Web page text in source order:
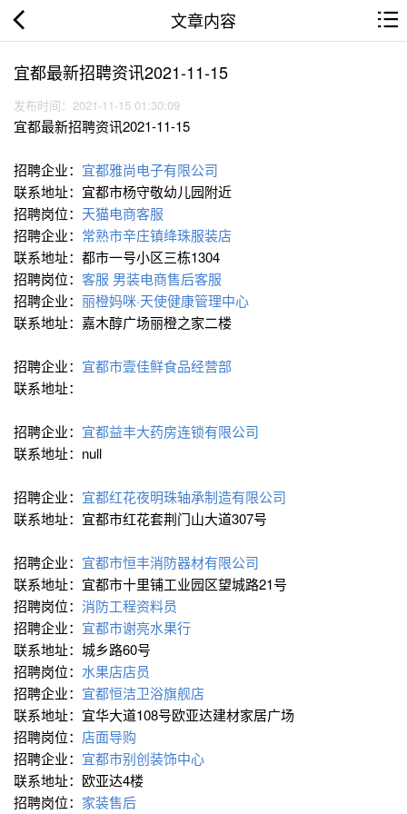
文章内容
宜都最新招聘资讯2021-11-15
发布时间：2021-11-15 01:30:09
宜都最新招聘资讯2021-11-15
招聘企业： 宜都雅尚电子有限公司
联系地址：宜都市杨守敬幼儿园附近
招聘岗位： 天猫电商客服
招聘企业： 常熟市辛庄镇绛珠服装店
联系地址：都市一号小区三栋1304
招聘岗位： 客服 男装电商售后客服
招聘企业： 丽橙妈咪·天使健康管理中心
联系地址：嘉木醇广场丽橙之家二楼
招聘企业： 宜都市壹佳鲜食品经营部
联系地址：
招聘企业： 宜都益丰大药房连锁有限公司
联系地址：null
招聘企业： 宜都红花夜明珠轴承制造有限公司
联系地址：宜都市红花套荆门山大道307号
招聘企业： 宜都市恒丰消防器材有限公司
联系地址：宜都市十里铺工业园区望城路21号
招聘岗位： 消防工程资料员
招聘企业： 宜都市谢亮水果行
联系地址：城乡路60号
招聘岗位： 水果店店员
招聘企业： 宜都恒洁卫浴旗舰店
联系地址：宜华大道108号欧亚达建材家居广场
招聘岗位： 店面导购
招聘企业： 宜都市别创装饰中心
联系地址：欧亚达4楼
招聘岗位： 家装售后